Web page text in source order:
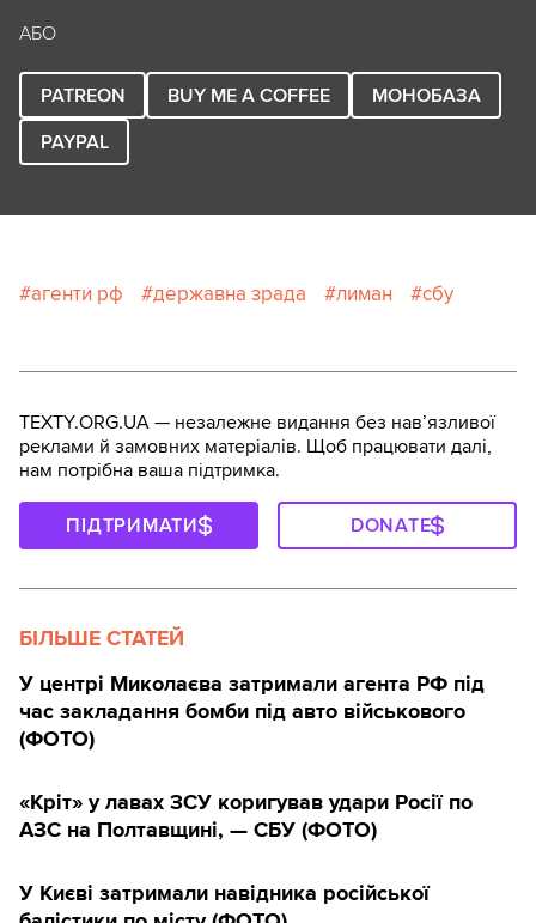
АБО
PATREON BUY ME A COFFEE
МОНОБАЗА
PAYPAL
агенти рф державна зрада лиман сбу
TEXTY.ORG.UA — незалежне видання без навʼязливої
реклами й замовних матеріалів. Щоб працювати далі,
нам потрібна ваша підтримка.
ПІДТРИМАТИ DONATE
БІЛЬШЕ СТАТЕЙ
У центрі Миколаєва затримали агента РФ під
час закладання бомби під авто військового
(ФОТО)
«Кріт» у лавах ЗСУ коригував удари Росії по
АЗС на Полтавщині, — СБУ (ФОТО)
У Києві затримали навідника російської